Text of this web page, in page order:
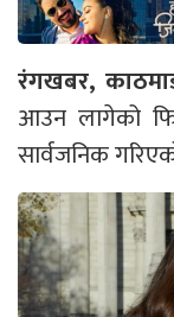
रंगखबर,
आउन लागेको
सार्वजनिक